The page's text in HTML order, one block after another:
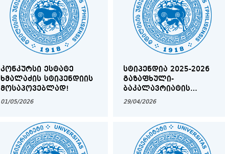
ᲙᲝᲜᲙᲣᲠᲡᲘ ᲔᲡᲢᲐᲢᲔ
ᲮᲛᲐᲚᲐᲫᲘᲡ ᲡᲢᲘᲞᲔᲜᲓᲘᲘᲡ
ᲛᲝᲡᲐᲞᲝᲕᲔᲑᲚᲐᲓ!
01/05/2026
ᲡᲢᲘᲞᲔᲜᲓᲘᲐ 2025-2026
ᲒᲐᲖᲐᲤᲮᲣᲚᲘ-
ᲑᲐᲙᲐᲚᲐᲕᲠᲘᲐᲢᲘᲡ
ᲡᲢᲣᲓᲔᲜᲢᲗᲐ
29/04/2026